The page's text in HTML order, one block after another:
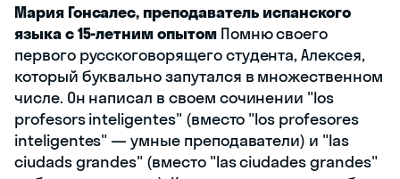
Мария Гонсалес, преподаватель испанского
языка с 15-летним опытомПомню своего
первого русскоговорящего студента, Алексея,
который буквально запутался в множественном
числе. Он написал в своем сочинении "los
profesors inteligentes" (вместо "los profesores
inteligentes" — умные преподаватели) и "las
ciudads grandes" (вместо "las ciudades grandes"